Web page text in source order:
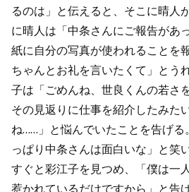
るのは」と伝えると、そこに晴人
に晴人は「中条さんにご報告があ
紙に自分の写真が使われることを
ちゃんとお礼を言いたくて」とう
子は「ごめんね、世良くんの若さ
その見返りに仕事を紹介したみた
ね……」と悩んでいたことを告げ
っぱり中条さんは面白いな」と笑
すぐと彩江子を見つめ、「僕は一
惹かれているだけですから」と告